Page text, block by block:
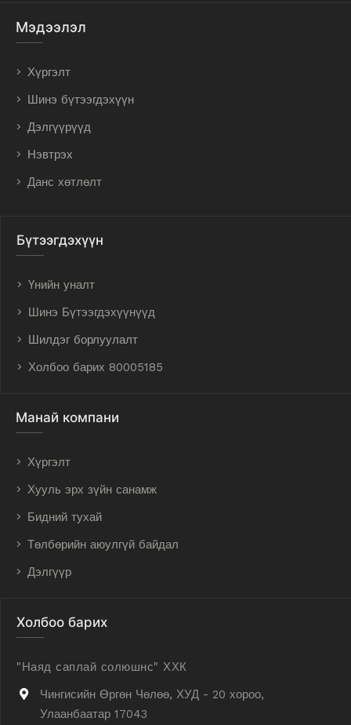
Мэдээлэл
Хүргэлт
Шинэ бүтээгдэхүүн
Дэлгүүрүүд
Нэвтрэх
Данс хөтлөлт
Бүтээгдэхүүн
Үнийн уналт
Шинэ Бүтээгдэхүүнүүд
Шилдэг борлуулалт
Холбоо барих 80005185
Манай компани
Хүргэлт
Хууль эрх зүйн санамж
Бидний тухай
Төлбөрийн аюулгүй байдал
Дэлгүүр
Холбоо барих
"Наяд саплай солюшнс" ХХК
Чингисийн Өргөн Чөлөө, ХУД - 20 хороо,
Улаанбаатар 17043